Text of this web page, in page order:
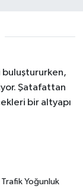
buluştururken,
Şatafattan
bir altyapı
Yoğunluk